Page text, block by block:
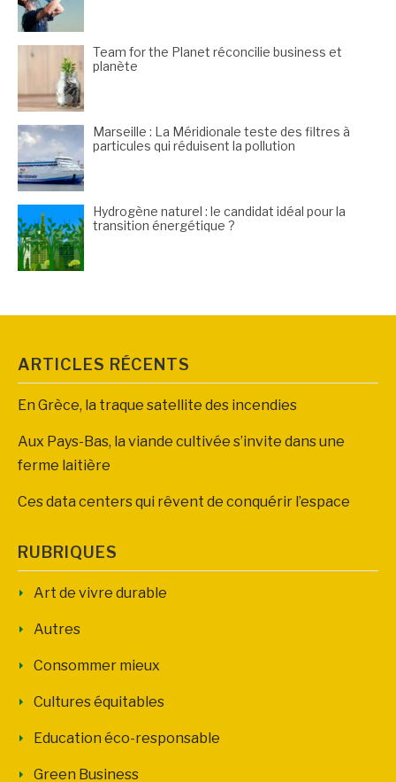
Team for the Planet réconcilie business et
planète
Marseille : La Méridionale teste des filtres à
particules qui réduisent la pollution
Hydrogène naturel : le candidat idéal pour la
transition énergétique ?
ARTICLES RÉCENTS
En Grèce, la traque satellite des incendies
Aux Pays-Bas, la viande cultivée s’invite dans une
ferme laitière
Ces data centers qui rêvent de conquérir l’espace
RUBRIQUES
Art de vivre durable
Autres
Consommer mieux
Cultures équitables
Education éco-responsable
Green Business